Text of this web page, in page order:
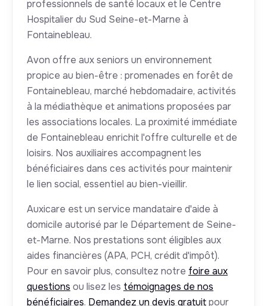
professionnels de santé locaux et le Centre
Hospitalier du Sud Seine-et-Marne à
Fontainebleau.
Avon offre aux seniors un environnement
propice au bien-être : promenades en forêt de
Fontainebleau, marché hebdomadaire, activités
à la médiathèque et animations proposées par
les associations locales. La proximité immédiate
de Fontainebleau enrichit l'offre culturelle et de
loisirs. Nos auxiliaires accompagnent les
bénéficiaires dans ces activités pour maintenir
le lien social, essentiel au bien-vieillir.
Auxicare est un service mandataire d'aide à
domicile autorisé par le Département de Seine-
et-Marne. Nos prestations sont éligibles aux
aides financières (APA, PCH, crédit d'impôt).
Pour en savoir plus, consultez notre foire aux
questions ou lisez les témoignages de nos
bénéficiaires. Demandez un devis gratuitpour